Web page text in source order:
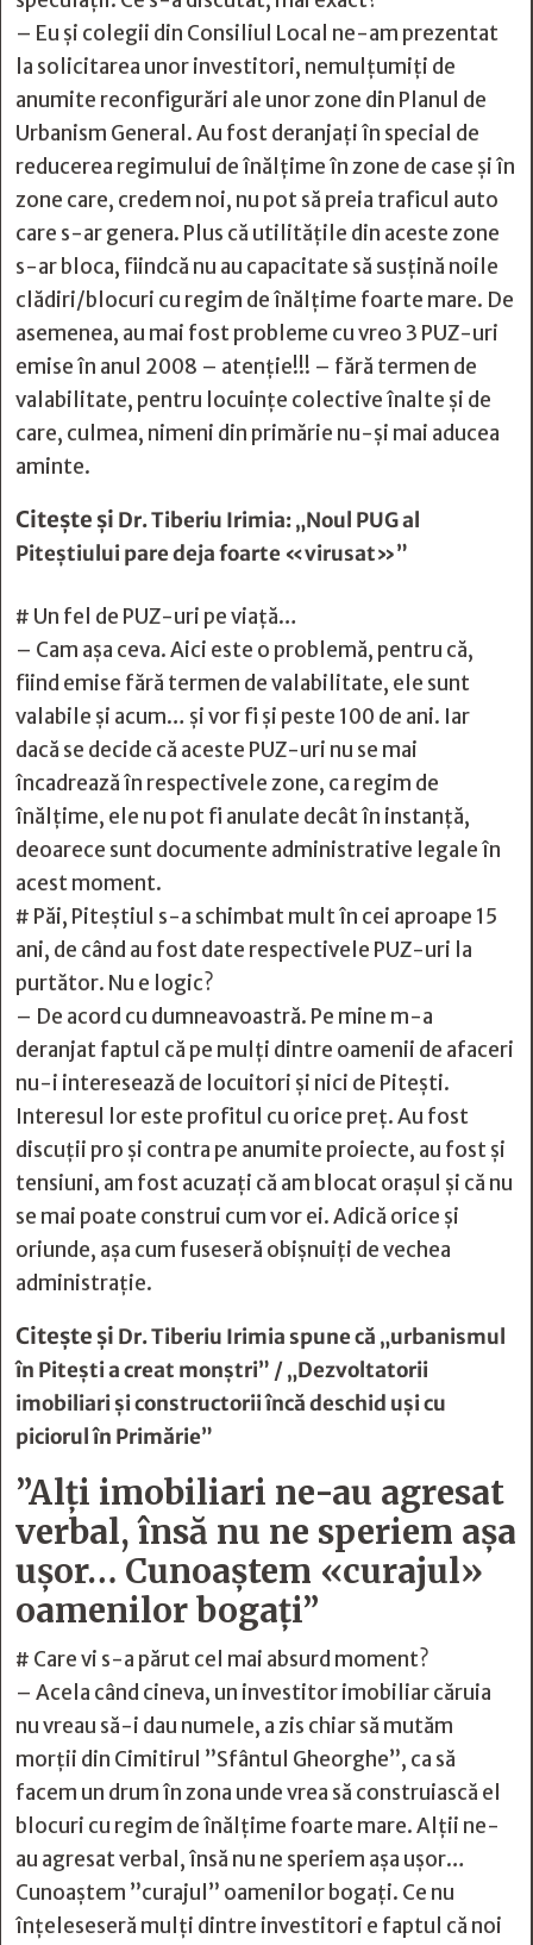
– Eu și colegii din Consiliul Local ne-am prezentat
la solicitarea unor investitori, nemulțumiți de
anumite reconfigurări ale unor zone din Planul de
Urbanism General. Au fost deranjați în special de
reducerea regimului de înălțime în zone de case și în
zone care, credem noi, nu pot să preia traficul auto
care s-ar genera. Plus că utilitățile din aceste zone
s-ar bloca, fiindcă nu au capacitate să susțină noile
clădiri/blocuri cu regim de înălțime foarte mare. De
asemenea, au mai fost probleme cu vreo 3 PUZ-uri
emise în anul 2008 – atenție!!! – fără termen de
valabilitate, pentru locuințe colective înalte și de
care, culmea, nimeni din primărie nu-și mai aducea
aminte.
Citește și Dr. Tiberiu Irimia: „Noul PUG al
Piteştiului pare deja foarte «virusat»”
# Un fel de PUZ-uri pe viață…
– Cam așa ceva. Aici este o problemă, pentru că,
fiind emise fără termen de valabilitate, ele sunt
valabile și acum… și vor fi și peste 100 de ani. Iar
dacă se decide că aceste PUZ-uri nu se mai
încadrează în respectivele zone, ca regim de
înălțime, ele nu pot fi anulate decât în instanță,
deoarece sunt documente administrative legale în
acest moment.
# Păi, Piteștiul s-a schimbat mult în cei aproape 15
ani, de când au fost date respectivele PUZ-uri la
purtător. Nu e logic?
– De acord cu dumneavoastră. Pe mine m-a
deranjat faptul că pe mulți dintre oamenii de afaceri
nu-i interesează de locuitori și nici de Pitești.
Interesul lor este profitul cu orice preț. Au fost
discuții pro și contra pe anumite proiecte, au fost și
tensiuni, am fost acuzați că am blocat orașul și că nu
se mai poate construi cum vor ei. Adică orice și
oriunde, așa cum fuseseră obișnuiți de vechea
administrație.
Citește și Dr. Tiberiu Irimia spune că „urbanismul
în Piteşti a creat monştri” / „Dezvoltatorii
imobiliari şi constructorii încă deschid uşi cu
piciorul în Primărie”
”Alți imobiliari ne-au agresat
verbal, însă nu ne speriem așa
ușor… Cunoaștem «curajul»
oamenilor bogați”
# Care vi s-a părut cel mai absurd moment?
– Acela când cineva, un investitor imobiliar căruia
nu vreau să-i dau numele, a zis chiar să mutăm
morții din Cimitirul ”Sfântul Gheorghe”, ca să
facem un drum în zona unde vrea să construiască el
blocuri cu regim de înălțime foarte mare. Alții ne-
au agresat verbal, însă nu ne speriem așa ușor…
Cunoaștem ”curajul” oamenilor bogați. Ce nu
înțeleseseră mulți dintre investitori e faptul că noi